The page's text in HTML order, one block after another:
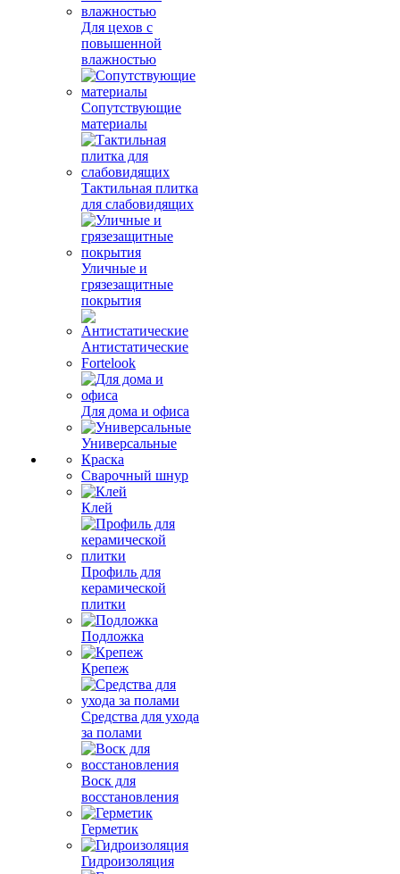
Для цехов с
повышенной
влажностью
Сопутствующие
материалы
Тактильная плитка
для слабовидящих
Уличные и
грязезащитные
покрытия
Антистатические
Fortelook
Для дома и офиса
Универсальные
Краска
Сварочный шнур
Клей
Профиль для
керамической
плитки
Подложка
Крепеж
Средства для ухода
за полами
Воск для
восстановления
Герметик
Гидроизоляция